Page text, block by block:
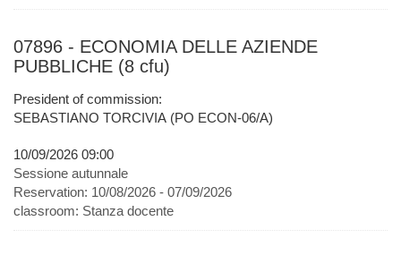
07896 - ECONOMIA DELLE AZIENDE
PUBBLICHE (8 cfu)
President of commission:
SEBASTIANO TORCIVIA (PO ECON-06/A)
10/09/2026 09:00
Sessione autunnale
Reservation: 10/08/2026 - 07/09/2026
classroom: Stanza docente